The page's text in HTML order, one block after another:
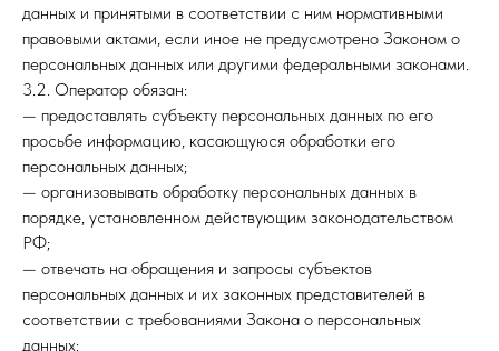
данных и принятыми в соответствии с ним нормативными
правовыми актами, если иное не предусмотрено Законом о
персональных данных или другими федеральными законами.
3.2. Оператор обязан:
— предоставлять субъекту персональных данных по его
просьбе информацию, касающуюся обработки его
персональных данных;
— организовывать обработку персональных данных в
порядке, установленном действующим законодательством
РФ;
— отвечать на обращения и запросы субъектов
персональных данных и их законных представителей в
соответствии с требованиями Закона о персональных
данных;